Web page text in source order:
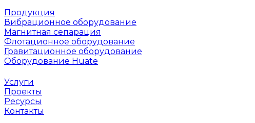
Продукция
Вибрационное оборудование
Магнитная сепарация
Флотационное оборудование
Гравитационное оборудование
Оборудование Huate
Услуги
Проекты
Ресурсы
Контакты